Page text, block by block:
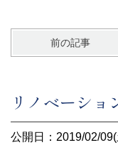
前の記事
リノベーショ
公開日：2019/02/